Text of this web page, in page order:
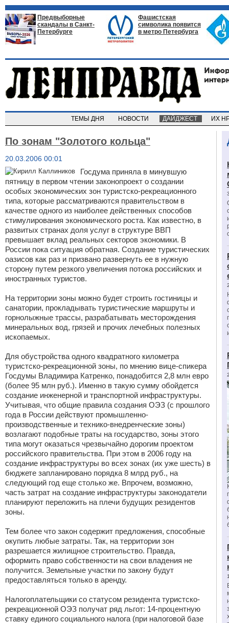
Предвыборные
скандалы в Санкт-
Петербурге
Фашистская
символика появится
в метро Петербурга
ТЕМЫ ДНЯ НОВОСТИ ДАЙДЖЕСТ ИХ
По зонам "Золотого кольца"
20.03.2006 00:01
Госдума приняла в минувшую
пятницу в первом чтении законопроект о создании
особых экономических зон туристско-рекреационного
типа, которые рассматриваются правительством в
качестве одного из наиболее действенных способов
стимулирования экономического роста. Как известно, в
развитых странах доля услуг в структуре ВВП
превышает вклад реальных секторов экономики. В
России пока ситуация обратная. Создание туристических
оазисов как раз и призвано развернуть ее в нужную
сторону путем резкого увеличения потока российских и
иностранных туристов.
На территории зоны можно будет строить гостиницы и
санатории, прокладывать туристические маршруты и
горнолыжные трассы, разрабатывать месторождения
минеральных вод, грязей и прочих лечебных полезных
ископаемых.
Для обустройства одного квадратного километра
туристско-рекреационной зоны, по мнению вице-спикера
Госдумы Владимира Катренко, понадобится 2,8 млн евро
(более 95 млн руб.). Именно в такую сумму обойдется
создание инженерной и транспортной инфраструктуры.
Учитывая, что общие правила создания ОЭЗ (с прошлого
года в России действуют промышленно-
производственные и технико-внедренческие зоны)
возлагают подобные траты на государство, зоны этого
типа могут оказаться чрезвычайно дорогим проектом
российского правительства. При этом в 2006 году на
создание инфраструктуры во всех зонах (их уже шесть) в
бюджете запланировано порядка 8 млрд руб., на
следующий год еще столько же. Впрочем, возможно,
часть затрат на создание инфраструктуры законодатели
планируют переложить на плечи будущих резидентов
зоны.
Тем более что закон содержит предложения, способные
окупить любые затраты. Так, на территории зон
разрешается жилищное строительство. Правда,
оформить право собственности на свои владения не
получится. Земельные участки по закону будут
предоставляться только в аренду.
Налогоплательщики со статусом резидента туристско-
рекреационной ОЭЗ получат ряд льгот: 14-процентную
ставку единого социального налога (при налоговой базе